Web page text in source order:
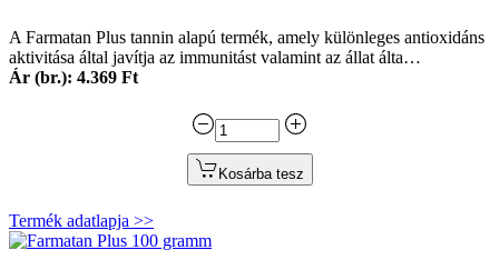
A Farmatan Plus tannin alapú termék, amely különleges antioxidáns
aktivitása által javítja az immunitást valamint az állat álta…
Ár (br.): 4.369 Ft
Kosárba tesz
Termék adatlapja >>